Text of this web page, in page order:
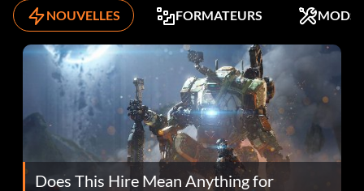
NOUVELLES FORMATEURS MODS
Does This Hire Mean Anything for